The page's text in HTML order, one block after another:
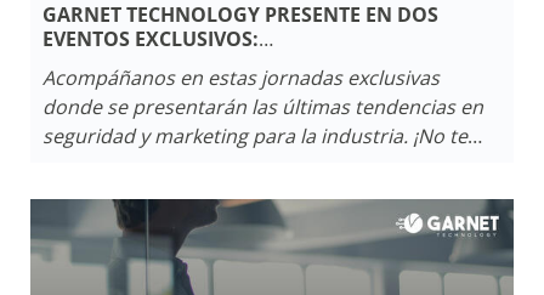
GARNET TECHNOLOGY PRESENTE EN DOS
EVENTOS EXCLUSIVOS:
DOMINA LA VENTA DE SISTEMAS DE SEGURIDAD
EN BOLIVIA Y
SUMMIT TECNOLÓGICO EN URUGUAY
Acompáñanos en estas jornadas exclusivas
donde se presentarán las últimas tendencias en
seguridad y marketing para la industria. ¡No te
conocimientos y conexiones en el campo de la
seguridad!